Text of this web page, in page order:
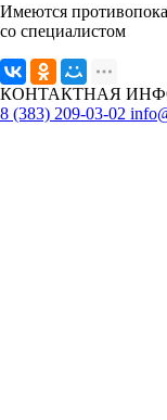
Имеются
со специалистом
КОНТАКТНАЯ
8 (383) 209-03-02